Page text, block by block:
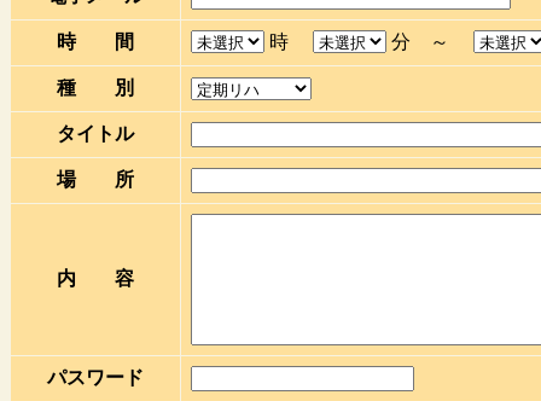
時 間 時 分 ～
種 別
タイトル
場 所
内 容
パスワード